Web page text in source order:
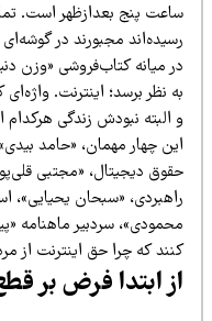
پنج بعدازظهر است. تمام
مجبورند در گوشه‌ای
میانه کتاب‌فروشی «وزن دنیا»
نظر برسد؛ اینترنت. واژه‌ای که
البته نبودش زندگی هرکدام از
چهار مهمان، «حامد بیدی»،
دیجیتال، «مجتبی
«سبحان یحیایی»، استاد
سردبیر ماهنامه
که چرا حق اینترنت از مردم
ابتدا فرض بر قطع